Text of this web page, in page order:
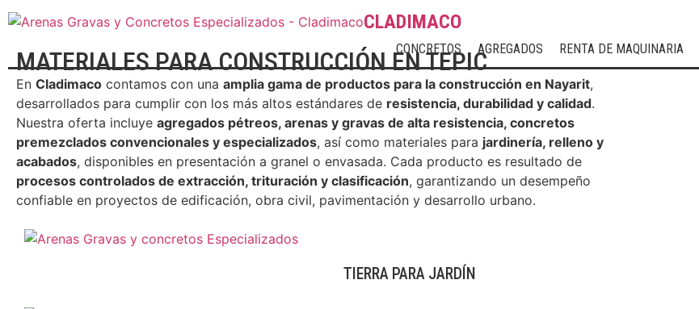
CLADIMACO
CONCRETOS AGREGADOS RENTA DE MAQUINARIA
MATERIALES PARA CONSTRUCCIÓN EN TEPIC
En Cladimaco contamos con una amplia gama de productos para la construcción en Nayarit,
desarrollados para cumplir con los más altos estándares de resistencia, durabilidad y calidad.
Nuestra oferta incluye agregados pétreos, arenas y gravas de alta resistencia, concretos
premezclados convencionales y especializados, así como materiales para jardinería, relleno y
acabados, disponibles en presentación a granel o envasada. Cada producto es resultado de
procesos controlados de extracción, trituración y clasificación, garantizando un desempeño
confiable en proyectos de edificación, obra civil, pavimentación y desarrollo urbano.
TIERRA PARA JARDÍN